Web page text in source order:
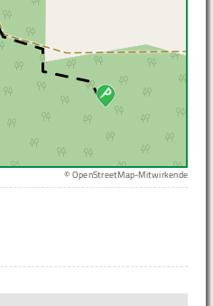
© OpenStreetMap-Mitwirkende